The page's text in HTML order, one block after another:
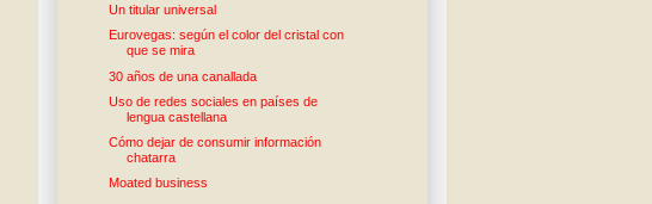
Un titular universal
Eurovegas: según el color del cristal con
que se mira
30 años de una canallada
Uso de redes sociales en países de
lengua castellana
Cómo dejar de consumir información
chatarra
Moated business